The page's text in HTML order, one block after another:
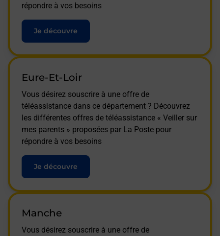
répondre à vos besoins
Je découvre
Eure-Et-Loir
Vous désirez souscrire à une offre de
téléassistance dans ce département ? Découvrez
les différentes offres de téléassistance « Veiller sur
mes parents » proposées par La Poste pour
répondre à vos besoins
Je découvre
Manche
Vous désirez souscrire à une offre de